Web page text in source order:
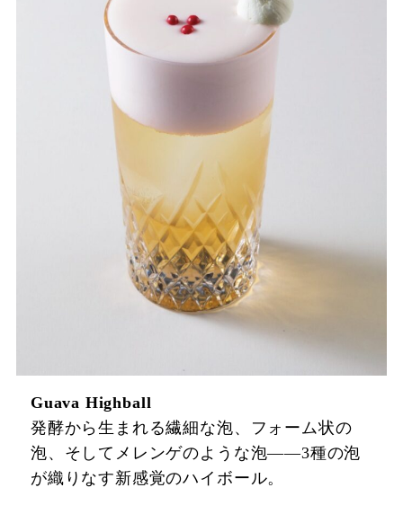
Guava Highball
発酵から生まれる繊細な泡、フォーム状の
泡、そしてメレンゲのような泡——3種の泡
が織りなす新感覚のハイボール。